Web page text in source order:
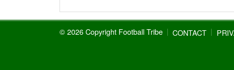
© 2026 Copyright Football Tribe CONTACT